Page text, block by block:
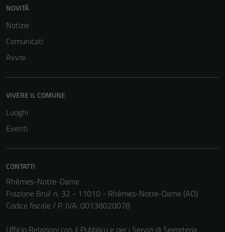
NOVITÀ
Notizie
Comunicati
Avvisi
VIVERE IL COMUNE
Luoghi
Eventi
CONTATTI
Rhêmes-Notre-Dame
Frazione Bruil n. 32 - 11010 - Rhêmes-Notre-Dame (AO)
Codice fiscale / P. IVA: 00138020078
Ufficio Relazioni con il Pubblico e per i Servizi di Segreteria
Questi cookie
sono necessari
funzionamento